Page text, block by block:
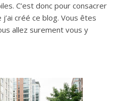
C’est donc pour consacrer
créé ce blog. Vous êtes
allez surement vous y